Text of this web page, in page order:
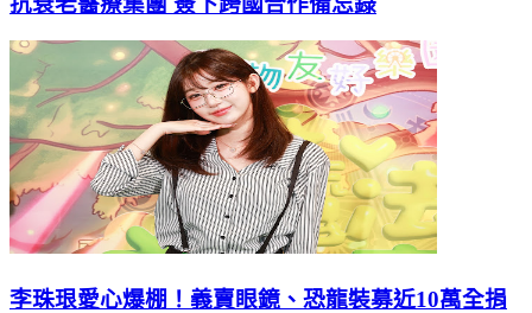
李珠珢愛心爆棚！義賣眼鏡、恐龍裝募近10萬全捐